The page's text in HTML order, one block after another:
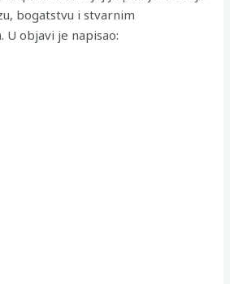
bogatstvu i stvarnim
objavi je napisao: